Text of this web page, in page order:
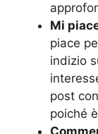
Mi
piace
indizio
post
poiché